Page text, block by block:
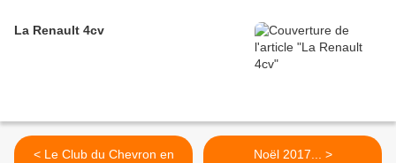
La Renault 4cv
< Le Club du Chevron en
Noël 2017... >